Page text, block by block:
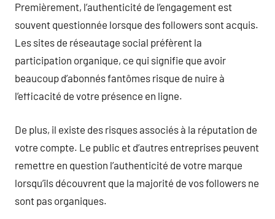
Premièrement, l’authenticité de l’engagement est
souvent questionnée lorsque des followers sont acquis.
Les sites de réseautage social préfèrent la
participation organique, ce qui signifie que avoir
beaucoup d’abonnés fantômes risque de nuire à
l’efficacité de votre présence en ligne.
De plus, il existe des risques associés à la réputation de
votre compte. Le public et d’autres entreprises peuvent
remettre en question l’authenticité de votre marque
lorsqu’ils découvrent que la majorité de vos followers ne
sont pas organiques.